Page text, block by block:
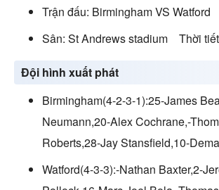
Trận đấu: Birmingham VS Watford
Sân: St Andrews stadium Thời
Đội hình xuất phát
Birmingham(4-2-3-1):25-James
Neumann,20-Alex Cochrane,-
Roberts,28-Jay Stansfield,10-
Watford(4-3-3):-Nathan Baxter,2-